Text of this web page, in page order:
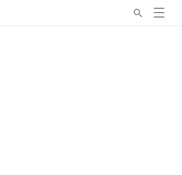
search